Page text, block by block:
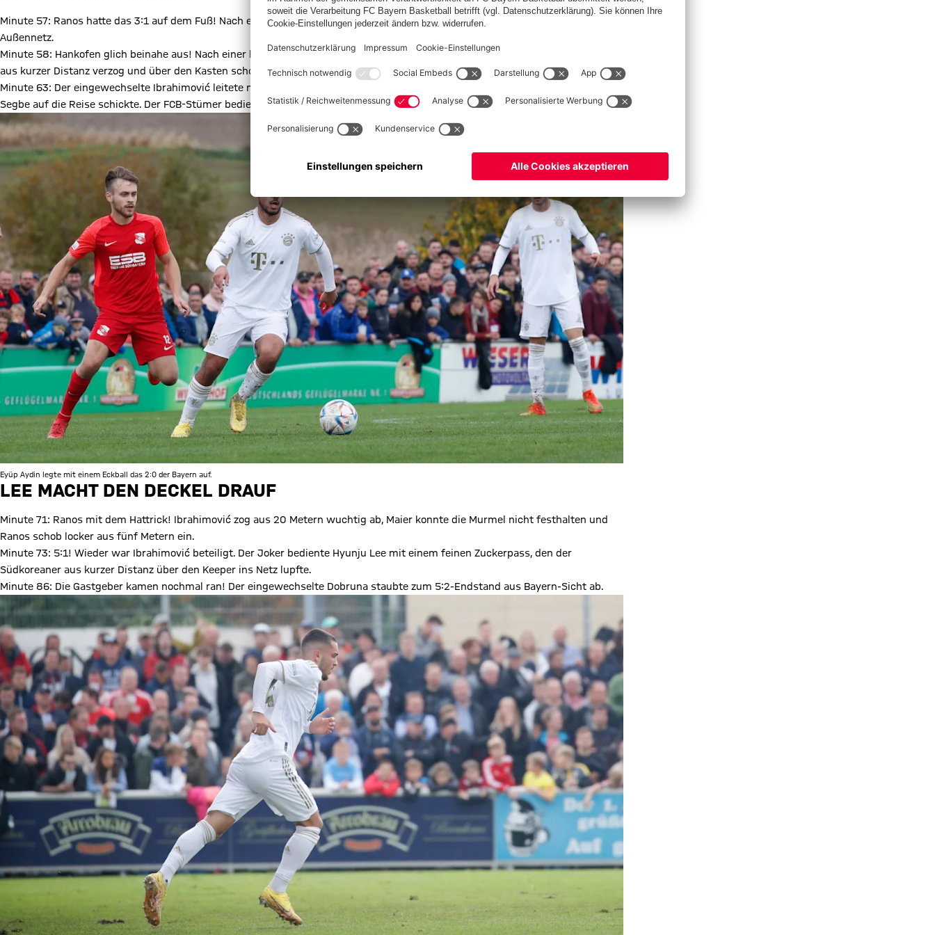
Details:Datenschutzerklärung
Minute 57: Ranos hatte das 3:1 auf dem Fuß! Nach einem Zuspiel von Frans Krätzig zog der FCB-Stürmer ab, traf aber nur das
Außennetz.
Minute 58: Hankofen glich beinahe aus! Nach einer langen Flanke in Richtung zweiten Pfosten legte Lermer auf Wagner ab, der
aus kurzer Distanz verzog und über den Kasten schoss.
Minute 63: Der eingewechselte Ibrahimović leitete mit seiner ersten Aktion einen Angriff über die rechte Seite ein, wo Aitamer
Segbe auf die Reise schickte. Der FCB-Stümer bediente Ranos in der Mitte, der eiskalt einschob.
Eyüp Aydin legte mit einem Eckball das 2:0 der Bayern auf.
LEE MACHT DEN DECKEL DRAUF
Minute 71: Ranos mit dem Hattrick! Ibrahimović zog aus 20 Metern wuchtig ab, Maier konnte die Murmel nicht festhalten und
Ranos schob locker aus fünf Metern ein.
Minute 73: 5:1! Wieder war Ibrahimović beteiligt. Der Joker bediente Hyunju Lee mit einem feinen Zuckerpass, den der
Südkoreaner aus kurzer Distanz über den Keeper ins Netz lupfte.
Minute 86: Die Gastgeber kamen nochmal ran! Der eingewechselte Dobruna staubte zum 5:2-Endstand aus Bayern-Sicht ab.